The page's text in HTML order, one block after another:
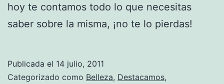
hoy te contamos todo lo que necesitas
saber sobre la misma, ¡no te lo pierdas!
Publicada el 14 julio, 2011
Categorizado como Belleza, Destacamos,